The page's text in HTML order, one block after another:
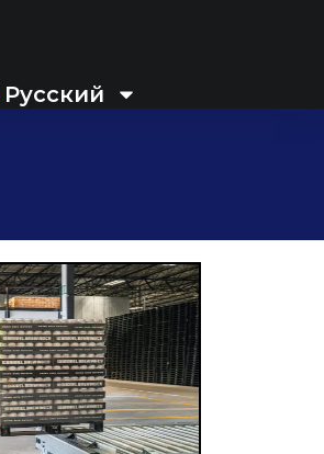
Русский